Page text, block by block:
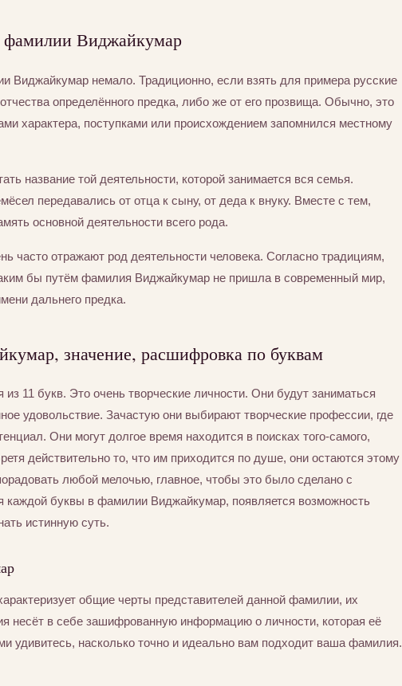
Виджайкумар
Виджайкумар немало. Традиционно, если взять для примера русские
определённого предка, либо же от его прозвища. Обычно, это
характера, поступками или происхождением запомнился местному
название той деятельности, которой занимается вся семья.
передавались от отца к сыну, от деда к внуку. Вместе с тем,
основной деятельности всего рода.
часто отражают род деятельности человека. Согласно традициям,
бы путём фамилия Виджайкумар не пришла в современный мир,
дальнего предка.
значение, расшифровка по буквам
11 букв. Это очень творческие личности. Они будут заниматься
удовольствие. Зачастую они выбирают творческие профессии, где
Они могут долгое время находится в поисках того-самого,
действительно то, что им приходится по душе, они остаются этому
любой мелочью, главное, чтобы это было сделано с
буквы в фамилии Виджайкумар, появляется возможность
истинную суть.
общие черты представителей данной фамилии, их
несёт в себе зашифрованную информацию о личности, которая её
удивитесь, насколько точно и идеально вам подходит ваша фамилия.